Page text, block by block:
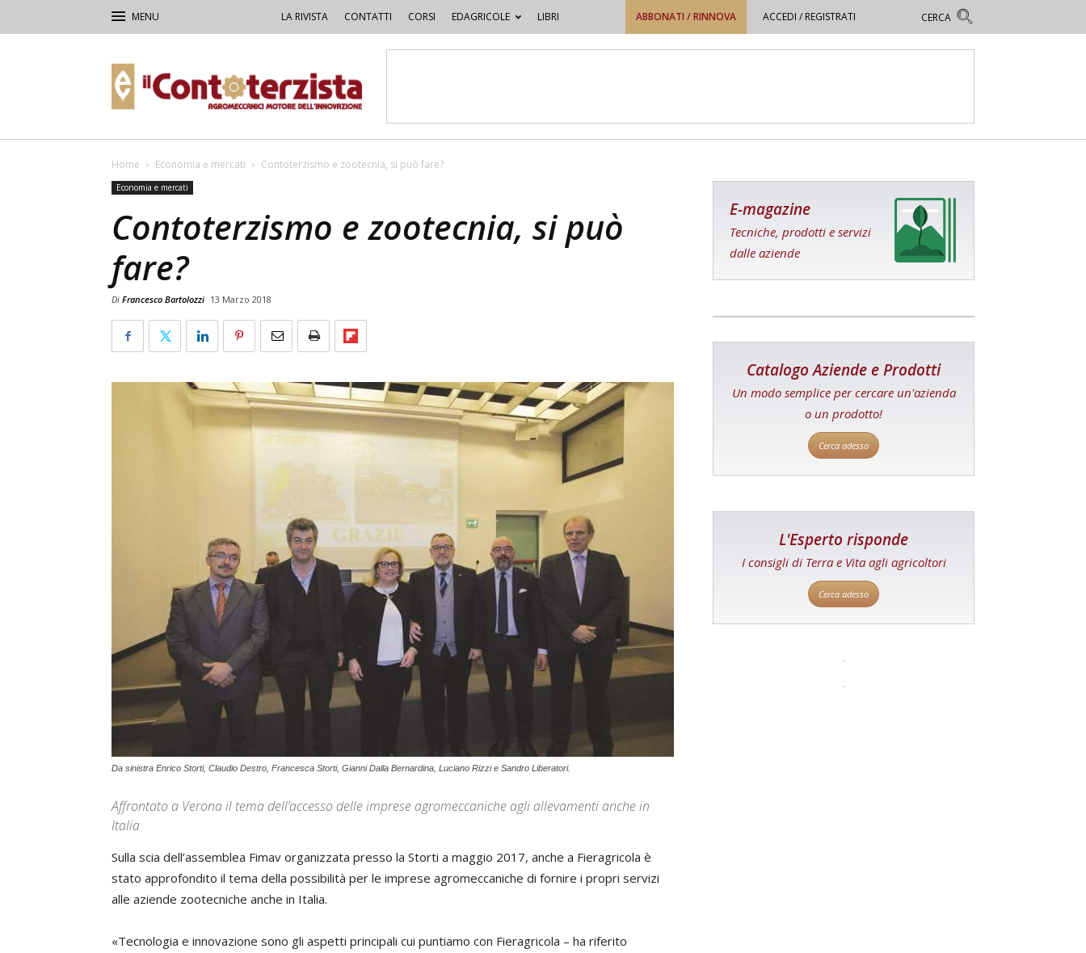
LA RIVISTA CONTATTI CORSI EDAGRICOLE LIBRI ABBONATI / RINNOVA ACCEDI / REGISTRATI
Contoterzista
Home Economia e mercati Contoterzismo e zootecnia, si può fare?
Economia e mercati
Contoterzismo e zootecnia, si può
fare?
Di Francesco Bartolozzi 13 Marzo 2018
Da sinistra Enrico Storti, Claudio Destro, Francesca Storti, Gianni Dalla Bernardina, Luciano Rizzi e Sandro Liberatori.
Affrontato a Verona il tema dell’accesso delle imprese agromeccaniche agli allevamenti anche in
Italia
Sulla scia dell’assemblea Fimav organizzata presso la Storti a maggio 2017, anche a Fieragricola è
stato approfondito il tema della possibilità per le imprese agromeccaniche di fornire i propri servizi
alle aziende zootecniche anche in Italia.
«Tecnologia e innovazione sono gli aspetti principali cui puntiamo con Fieragricola – ha riferito
E-magazine
Tecniche, prodotti e servizi
dalle aziende
Catalogo Aziende e Prodotti
Un modo semplice per cercare un'azienda
o un prodotto!
Cerca adesso
L'Esperto risponde
I consigli di Terra e Vita agli agricoltori
Cerca adesso